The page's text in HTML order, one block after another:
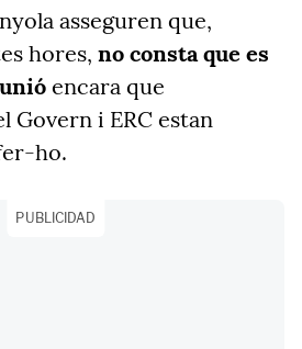
asseguren que,
hores, no consta que es
encara que
Govern i ERC estan
ho.
PUBLICIDAD